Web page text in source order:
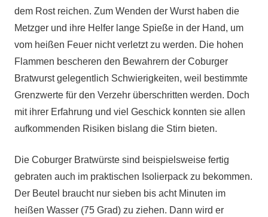
dem Rost reichen. Zum Wenden der Wurst haben die
Metzger und ihre Helfer lange Spieße in der Hand, um
vom heißen Feuer nicht verletzt zu werden. Die hohen
Flammen bescheren den Bewahrern der Coburger
Bratwurst gelegentlich Schwierigkeiten, weil bestimmte
Grenzwerte für den Verzehr überschritten werden. Doch
mit ihrer Erfahrung und viel Geschick konnten sie allen
aufkommenden Risiken bislang die Stirn bieten.
Die Coburger Bratwürste sind beispielsweise fertig
gebraten auch im praktischen Isolierpack zu bekommen.
Der Beutel braucht nur sieben bis acht Minuten im
heißen Wasser (75 Grad) zu ziehen. Dann wird er